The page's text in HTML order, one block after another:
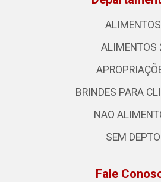
ALIMENTOS
ALIMENTOS
BRINDES PARA
NAO
SEM DEPTO
Fale